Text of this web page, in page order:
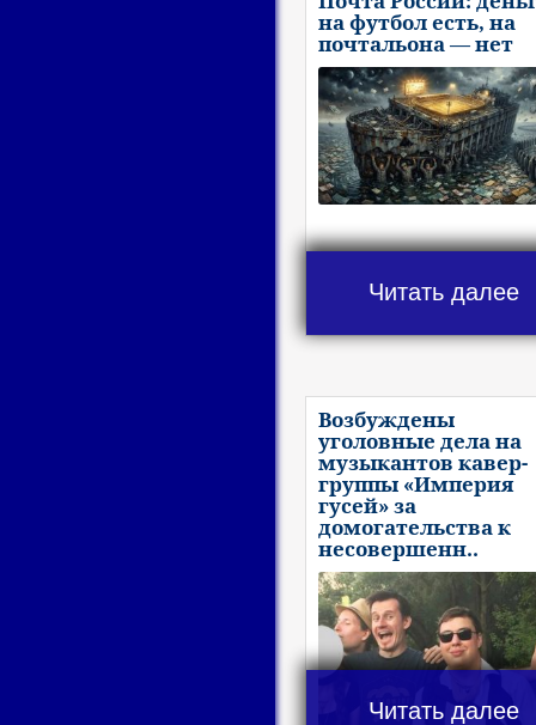
на футбол есть, на
почтальона — нет
Читать далее
Возбуждены
уголовные дела на
музыкантов кавер-
группы «Империя
гусей» за
домогательства к
несовершенн..
Читать далее